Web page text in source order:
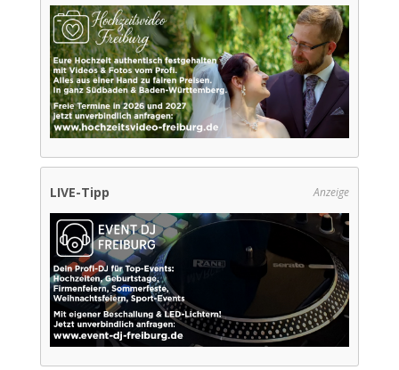
LIVE-Tipp Anzeige